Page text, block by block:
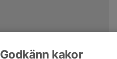
Godkänn kakor